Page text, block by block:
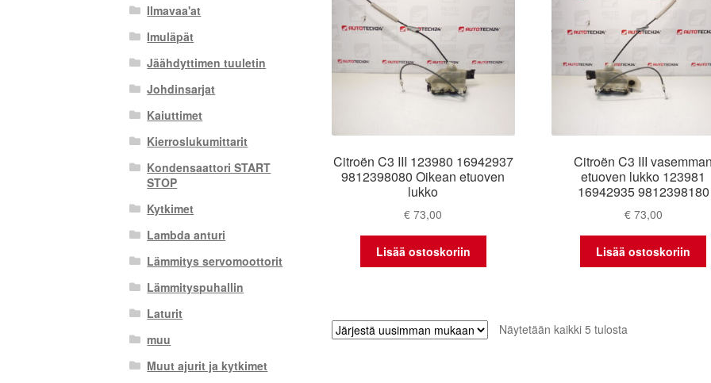
Citroën C3 III 123980 16942937
9812398080 Oikean etuoven
lukko
€ 73,00
Lisää ostoskoriin
Citroën C3 III
etuoven lukko 123981
16942935 9812398180
€73,00
Lisää ostoskoriin
Näytetään kaikki 5 tulostaSorted
Ilmavaa'at
Imuläpät
Jäähdyttimen tuuletin
Johdinsarjat
Kaiuttimet
Kierroslukumittarit
Kondensaattori START
STOP
Kytkimet
Lambda anturi
Lämmitys servomoottorit
Lämmityspuhallin
Laturit
muu
Muut ajurit ja kytkimet